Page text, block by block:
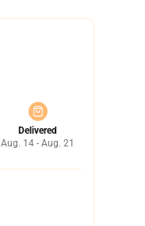
Delivered
Aug. 14 - Aug. 21